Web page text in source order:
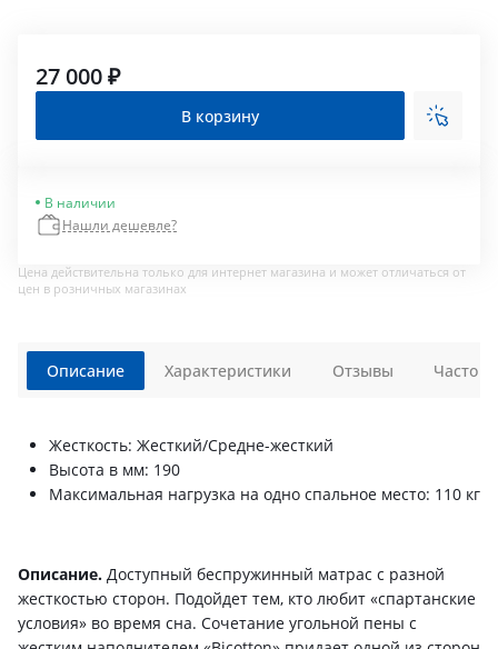
27 000 ₽
В корзину
В наличии
Нашли дешевле?
Цена действительна только для интернет магазина и может отличаться от
цен в розничных магазинах
Описание
Жесткость: Жесткий/Средне-жесткий
Высота в мм: 190
Максимальная нагрузка на одно спальное место: 110 кг
Описание. Доступный беспружинный матрас с разной
жесткостью сторон. Подойдет тем, кто любит «спартанские
условия» во время сна. Сочетание угольной пены с
Характеристики Отзывы Часто